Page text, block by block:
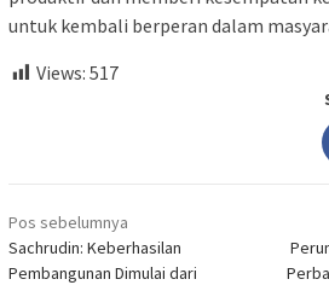
untuk kembali berperan dalam
Views: 517
Navigasi
pos
Pos sebelumnya
Sachrudin: Keberhasilan
Pembangunan Dimulai dari